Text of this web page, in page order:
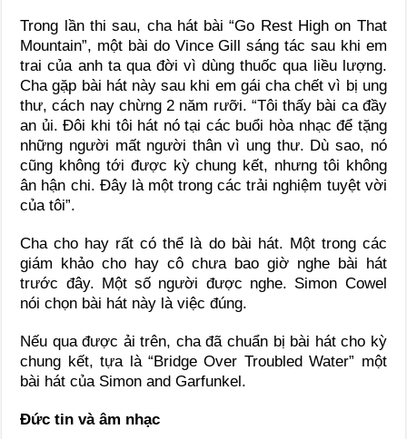
Trong lần thi sau, cha hát bài “Go Rest High on That
Mountain”, một bài do Vince Gill sáng tác sau khi em
trai của anh ta qua đời vì dùng thuốc qua liều lượng.
Cha gặp bài hát này sau khi em gái cha chết vì bị ung
thư, cách nay chừng 2 năm rưỡi. “Tôi thấy bài ca đầy
an ủi. Đôi khi tôi hát nó tại các buổi hòa nhạc để tặng
những người mất người thân vì ung thư. Dù sao, nó
cũng không tới được kỳ chung kết, nhưng tôi không
ân hận chi. Đây là một trong các trải nghiệm tuyệt vời
của tôi”.
Cha cho hay rất có thể là do bài hát. Một trong các
giám khảo cho hay cô chưa bao giờ nghe bài hát
trước đây. Một số người được nghe. Simon Cowel
nói chọn bài hát này là việc đúng.
Nếu qua được ải trên, cha đã chuẩn bị bài hát cho kỳ
chung kết, tựa là “Bridge Over Troubled Water” một
bài hát của Simon and Garfunkel.
Đức tin và âm nhạc